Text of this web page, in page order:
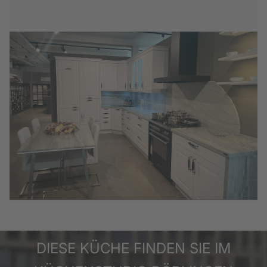
dunklen Küchenmöbeln und erhalten Sie
einen spannenden Kontrast, der den
Küchenraum perfekt in Szene setzt.
STEINPLATTE BETRACHTEN
MUSTER BESTELLEN
Bezeichnung
Neff Kühl-Gefrierkombination
KI5861SF0
NEFF Kühl-Gefrierkombination 178cm Nische,
Nutzinhalt Kühlen: 183L, LED-Beleuchtung,
Nutzinhalt Gefrieren: 84L, Energie/Jahr:
286kWh, EEK: F, Schlepptür
DIESE KÜCHE FINDEN SIE IM